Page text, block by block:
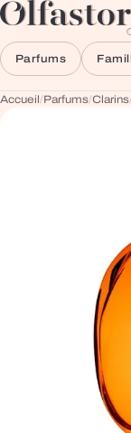
Aller au contenu
Parfums
Accueil/Parfums/Clarins/